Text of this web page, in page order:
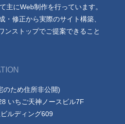
主にWeb制作を行っています。
修正から実際のサイト構築、
ンストップでご提案できること
のため住所非公開)
いちご天神ノースビル7F
ルディング609